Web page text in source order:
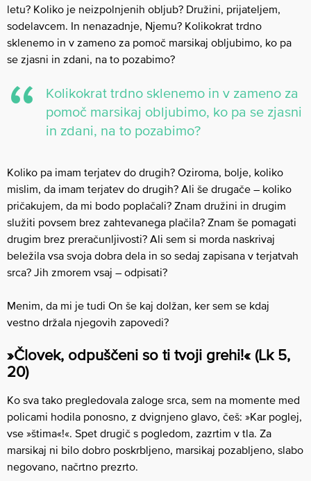
letu? Koliko je neizpolnjenih obljub? Družini, prijateljem,
sodelavcem. In nenazadnje, Njemu? Kolikokrat trdno
sklenemo in v zameno za pomoč marsikaj obljubimo, ko pa
se zjasni in zdani, na to pozabimo?
Kolikokrat trdno sklenemo in v zameno za
pomoč marsikaj obljubimo, ko pa se zjasni
in zdani, na to pozabimo?
Koliko pa imam terjatev do drugih? Oziroma, bolje, koliko
mislim, da imam terjatev do drugih? Ali še drugače – koliko
pričakujem, da mi bodo poplačali? Znam družini in drugim
služiti povsem brez zahtevanega plačila? Znam še pomagati
drugim brez preračunljivosti? Ali sem si morda naskrivaj
beležila vsa svoja dobra dela in so sedaj zapisana v terjatvah
srca? Jih zmorem vsaj – odpisati?
Menim, da mi je tudi On še kaj dolžan, ker sem se kdaj
vestno držala njegovih zapovedi?
»Človek, odpuščeni so ti tvoji grehi!« (Lk 5,
20)
Ko sva tako pregledovala zaloge srca, sem na momente med
policami hodila ponosno, z dvignjeno glavo, češ: »Kar poglej,
vse »štima«!«. Spet drugič s pogledom, zazrtim v tla. Za
marsikaj ni bilo dobro poskrbljeno, marsikaj pozabljeno, slabo
negovano, načrtno prezrto.